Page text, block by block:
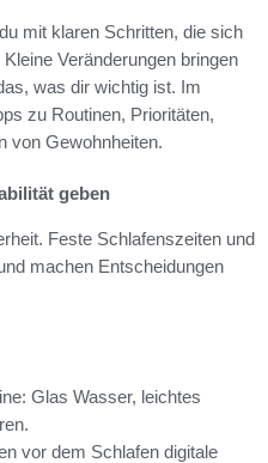
mit klaren Schritten, die sich
Veränderungen bringen
was dir wichtig ist. Im
zu Routinen, Prioritäten,
von Gewohnheiten.
geben
Feste Schlafenszeiten und
machen Entscheidungen
Glas Wasser, leichtes
vor dem Schlafen digitale